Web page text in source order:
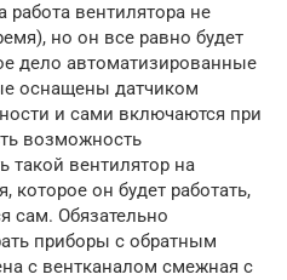
работа вентилятора не
но он все равно будет
дело автоматизированные
оснащены датчиком
и сами включаются при
возможность
такой вентилятор на
которое он будет работать,
сам. Обязательно
приборы с обратным
с вентканалом смежная с